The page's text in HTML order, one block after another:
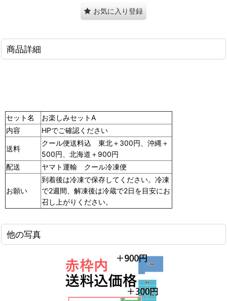
お気に入り登録
商品詳細
セット名
お楽しみセットA
内容
HPでご確認ください
送料
クール便送料込 東北＋300円、沖縄＋
500円、北海道＋900円
配送
ヤマト運輸 クール冷凍便
お願い
到着後は冷凍で保存してください。冷凍
で2週間、解凍後は冷蔵で2日を目安にお
召し上がりください。
他の写真